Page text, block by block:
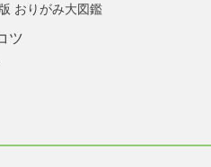
おりがみ大図鑑
ツ